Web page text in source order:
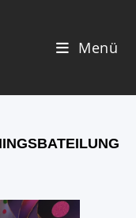
Menü